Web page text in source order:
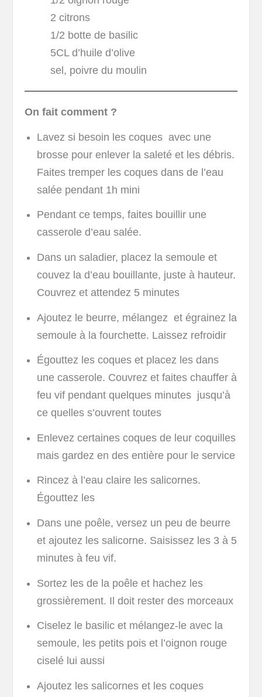
2 citrons
1/2 botte de basilic
5CL d’huile d’olive
sel, poivre du moulin
On fait comment ?
Lavez si besoin les coques avec une
brosse pour enlever la saleté et les débris.
Faites tremper les coques dans de l’eau
salée pendant 1h mini
Pendant ce temps, faites bouillir une
casserole d’eau salée.
Dans un saladier, placez la semoule et
couvez la d’eau bouillante, juste à hauteur.
Couvrez et attendez 5 minutes
Ajoutez le beurre, mélangez et égrainez la
semoule à la fourchette. Laissez refroidir
Égouttez les coques et placez les dans
une casserole. Couvrez et faites chauffer à
feu vif pendant quelques minutes jusqu’à
ce quelles s’ouvrent toutes
Enlevez certaines coques de leur coquilles
mais gardez en des entière pour le service
Rincez à l’eau claire les salicornes.
Égouttez les
Dans une poêle, versez un peu de beurre
et ajoutez les salicorne. Saisissez les 3 à 5
minutes à feu vif.
Sortez les de la poêle et hachez les
grossièrement. Il doit rester des morceaux
Ciselez le basilic et mélangez-le avec la
semoule, les petits pois et l’oignon rouge
ciselé lui aussi
Ajoutez les salicornes et les coques